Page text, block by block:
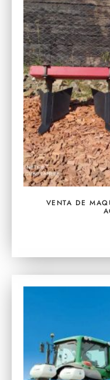
VENTA DE